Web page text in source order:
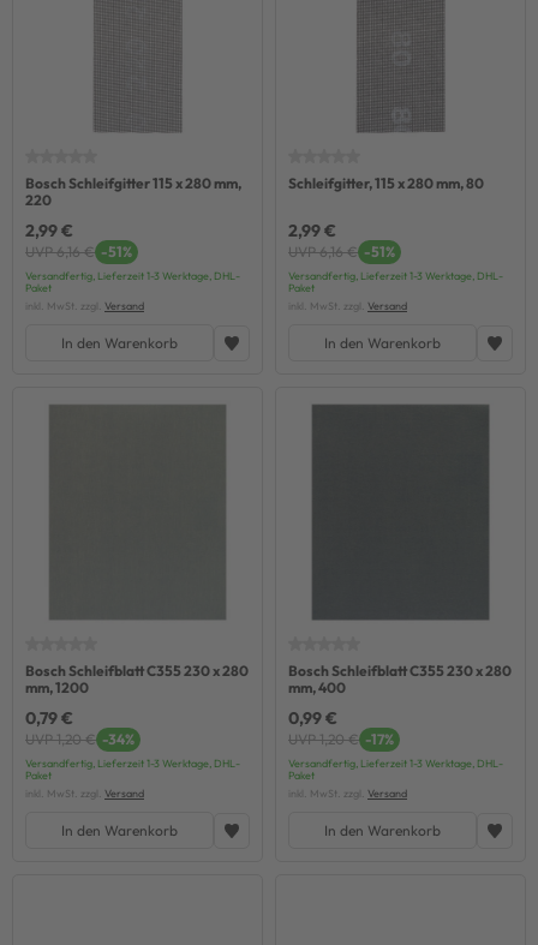
Bosch Schleifgitter 115 x 280 mm,
220
2,99 €
UVP 6,16 € -51%
Versandfertig, Lieferzeit 1-3 Werktage, DHL-
Paket
inkl. MwSt. zzgl. Versand
In den Warenkorb
Schleifgitter, 115 x 280 mm, 80
2,99 €
UVP 6,16 € -51%
Versandfertig, Lieferzeit 1-3 Werktage, DHL-
Paket
inkl. MwSt. zzgl. Versand
In den Warenkorb
Bosch Schleifblatt C355 230 x 280
mm, 1200
0,79 €
UVP 1,20 € -34%
Versandfertig, Lieferzeit 1-3 Werktage, DHL-
Paket
inkl. MwSt. zzgl. Versand
In den Warenkorb
Bosch Schleifblatt C355 230 x 280
mm, 400
0,99 €
UVP 1,20 € -17%
Versandfertig, Lieferzeit 1-3 Werktage, DHL-
Paket
inkl. MwSt. zzgl. Versand
In den Warenkorb